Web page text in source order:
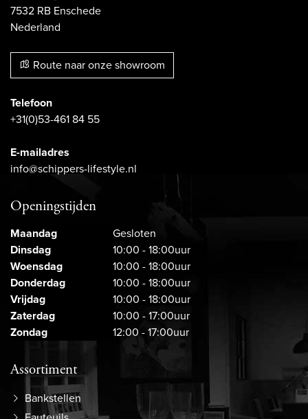
7532 RB Enschede
Nederland
Route naar onze showroom
Telefoon
+31(0)53-461 84 55
E-mailadres
info@schippers-lifestyle.nl
Openingstijden
Maandag
Gesloten
Dinsdag
10:00 - 18:00uur
Woensdag
10:00 - 18:00uur
Donderdag
10:00 - 18:00uur
Vrijdag
10:00 - 18:00uur
Zaterdag
10:00 - 17:00uur
Zondag
12:00 - 17:00uur
Assortiment
Bankstellen